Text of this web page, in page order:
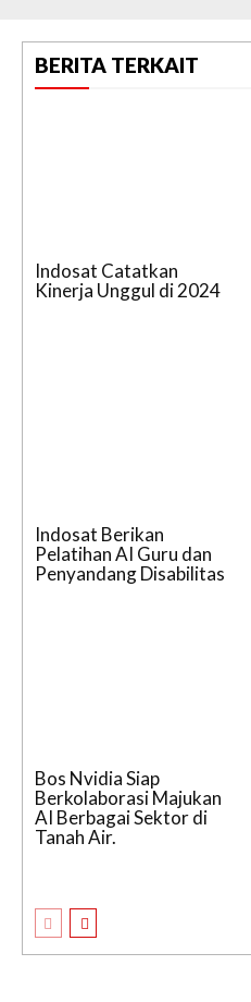
BERITA TERKAIT
Indosat Catatkan
Kinerja Unggul di 2024
Indosat Berikan
Pelatihan AI Guru dan
Penyandang Disabilitas
Bos Nvidia Siap
Berkolaborasi Majukan
AI Berbagai Sektor di
Tanah Air.